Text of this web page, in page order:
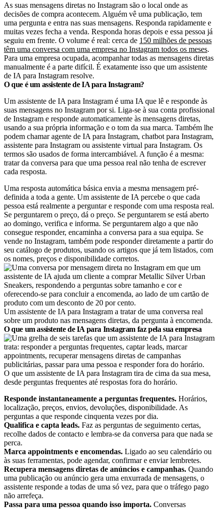
As suas mensagens diretas no Instagram são o local onde as
decisões de compra acontecem. Alguém vê uma publicação, tem
uma pergunta e entra nas suas mensagens. Responda rapidamente e
muitas vezes fecha a venda. Responda horas depois e essa pessoa já
seguiu em frente. O volume é real: cerca de 150 milhões de pessoas
têm uma conversa com uma empresa no Instagram todos os meses.
Para uma empresa ocupada, acompanhar todas as mensagens diretas
manualmente é a parte difícil. É exatamente isso que um assistente
de IA para Instagram resolve.
O que é um assistente de IA para Instagram?
Um assistente de IA para Instagram é uma IA que lê e responde às
suas mensagens no Instagram por si. Liga-se à sua conta profissional
de Instagram e responde automaticamente às mensagens diretas,
usando a sua própria informação e o tom da sua marca. Também lhe
podem chamar agente de IA para Instagram, chatbot para Instagram,
assistente para Instagram ou assistente virtual para Instagram. Os
termos são usados de forma intercambiável. A função é a mesma:
tratar da conversa para que uma pessoa real não tenha de escrever
cada resposta.
Uma resposta automática básica envia a mesma mensagem pré-
definida a toda a gente. Um assistente de IA percebe o que cada
pessoa está realmente a perguntar e responde com uma resposta real.
Se perguntarem o preço, dá o preço. Se perguntarem se está aberto
ao domingo, verifica e informa. Se perguntarem algo a que não
consegue responder, encaminha a conversa para a sua equipa. Se
vende no Instagram, também pode responder diretamente a partir do
seu catálogo de produtos, usando os artigos que já tem listados, com
os nomes, preços e disponibilidade corretos.
Um assistente de IA para Instagram a tratar de uma conversa real
sobre um produto nas mensagens diretas, da pergunta à encomenda.
O que um assistente de IA para Instagram faz pela sua empresa
O que um assistente de IA para Instagram tira de cima da sua mesa,
desde perguntas frequentes até respostas fora do horário.
Responde instantaneamente a perguntas frequentes. Horários,
localização, preços, envios, devoluções, disponibilidade. As
perguntas a que responde cinquenta vezes por dia.
Qualifica e capta leads. Faz as perguntas de seguimento certas,
recolhe dados de contacto e lembra-se da conversa para que nada se
perca.
Marca appointments e encomendas. Ligado ao seu calendário ou
às suas ferramentas, pode agendar, confirmar e enviar lembretes.
Recupera mensagens diretas de anúncios e campanhas. Quando
uma publicação ou anúncio gera uma enxurrada de mensagens, o
assistente responde a todas de uma só vez, para que o tráfego pago
não arrefeça.
Passa para uma pessoa quando isso importa. Conversas